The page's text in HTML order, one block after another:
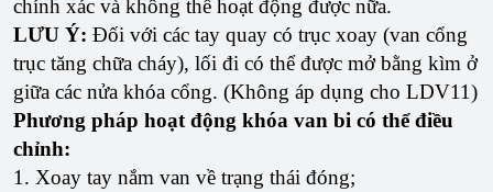
chính xác và không thể hoạt động được nữa.
LƯU Ý: Đối với các tay quay có trục xoay (van cổng
trục tăng chữa cháy), lối đi có thể được mở bằng kìm ở
giữa các nửa khóa cổng. (Không áp dụng cho LDV11)
Phương pháp hoạt động khóa van bi có thể điều
chỉnh:
1. Xoay tay nắm van về trạng thái đóng;